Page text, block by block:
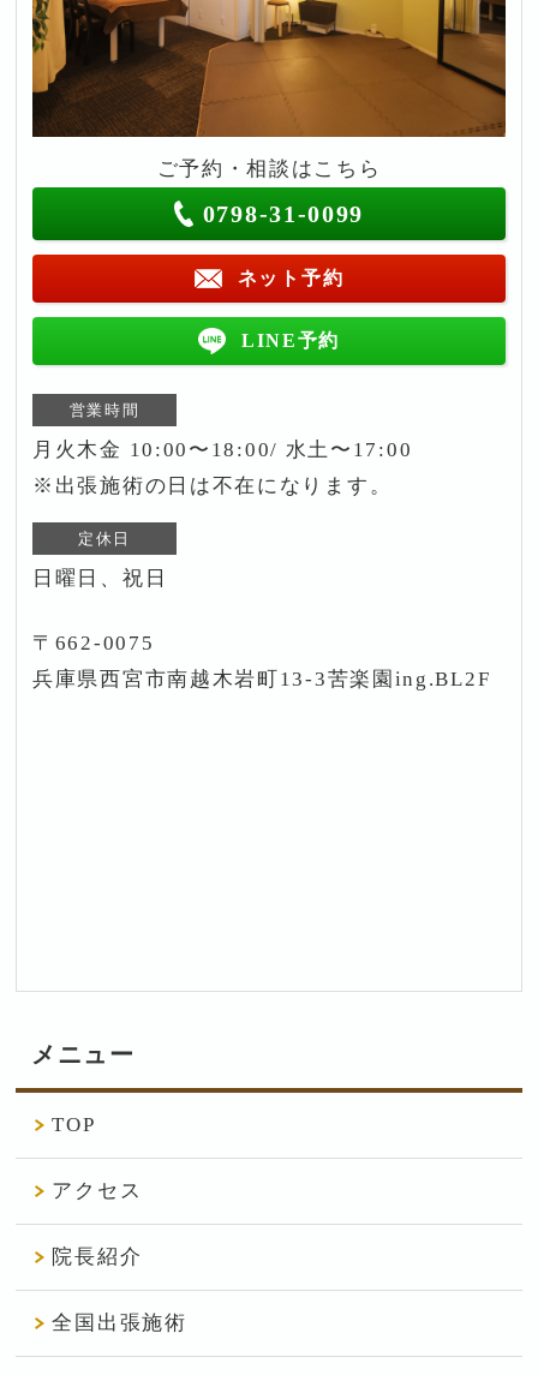
ご予約・相談はこちら
0798-31-0099
ネット予約
LINE予約
営業時間
月火木金 10:00〜18:00/ 水土〜17:00
※出張施術の日は不在になります。
定休日
日曜日、祝日
〒662-0075
兵庫県西宮市南越木岩町13-3苦楽園ing.BL2F
メニュー
TOP
アクセス
院長紹介
全国出張施術